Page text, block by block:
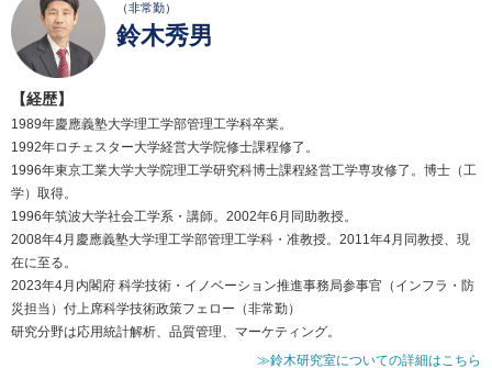
（非常勤）
鈴木秀男
【経歴】
1989年慶應義塾大学理工学部管理工学科卒業。
1992年ロチェスター大学経営大学院修士課程修了。
1996年東京工業大学大学院理工学研究科博士課程経営工学専攻修了。博士（工
学）取得。
1996年筑波大学社会工学系・講師。2002年6月同助教授。
2008年4月慶應義塾大学理工学部管理工学科・准教授。2011年4月同教授、現
在に至る。
2023年4月内閣府 科学技術・イノベーション推進事務局参事官（インフラ・防
災担当）付上席科学技術政策フェロー（非常勤）
研究分野は応用統計解析、品質管理、マーケティング。
≫鈴木研究室についての詳細はこちら